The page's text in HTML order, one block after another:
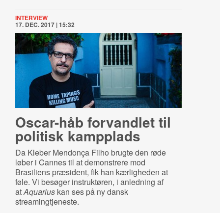
INTERVIEW
17. DEC. 2017 | 15:32
Oscar-håb forvandlet til
politisk kampplads
Da Kleber Mendonça Filho brugte den røde
løber i Cannes til at demonstrere mod
Brasiliens præsident, fik han kærligheden at
føle. Vi besøger instruktøren, i anledning af
atAquarius kan ses på ny dansk
streamingtjeneste.